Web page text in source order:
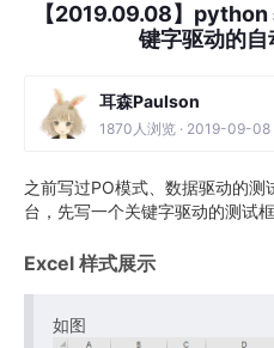
【2019.09.08】
键字驱动的
耳森Paulson
1870人浏览 · 2019-09-
之前写过PO模式、数据驱动的
台，先写一个关键字驱动的测试
Excel 样式展示
如图